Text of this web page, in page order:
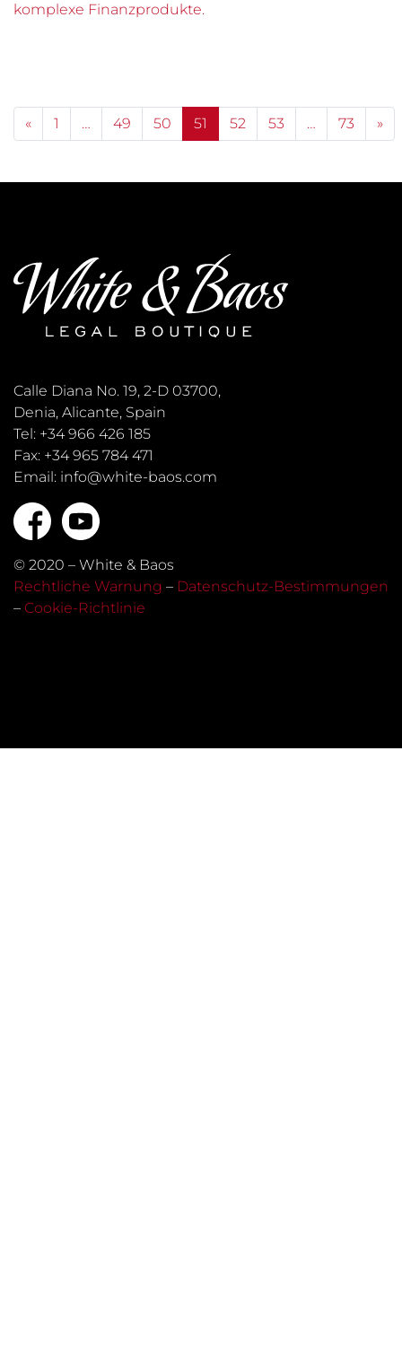
komplexe Finanzprodukte.
Posts navigation
« 1 … 49 50 51 52 53 … 73 »
Calle Diana No. 19, 2-D 03700,
Denia, Alicante, Spain
Tel: +34 966 426 185
Fax: +34 965 784 471
Email: info@white-baos.com
© 2020 – White & Baos
Rechtliche Warnung – Datenschutz-Bestimmungen
– Cookie-Richtlinie